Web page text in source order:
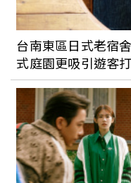
台南東區日式老宿
式庭園更吸引遊客